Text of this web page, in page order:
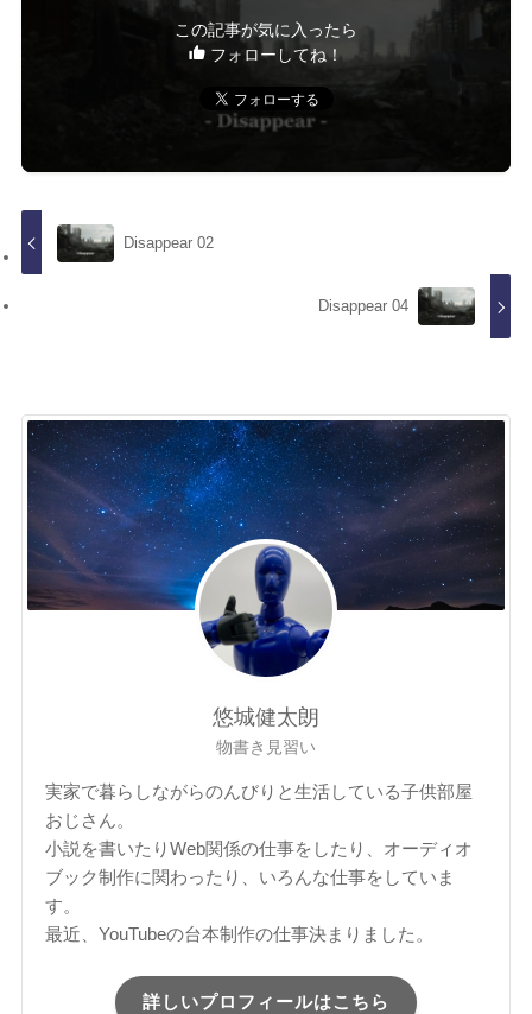
この記事が気に入ったら
フォローしてね！
Disappear 02
Disappear 04
悠城健太朗
物書き見習い
実家で暮らしながらのんびりと生活している子供部屋
おじさん。
小説を書いたりWeb関係の仕事をしたり、オーディオ
ブック制作に関わったり、いろんな仕事をしていま
す。
最近、YouTubeの台本制作の仕事決まりました。
詳しいプロフィールはこちら